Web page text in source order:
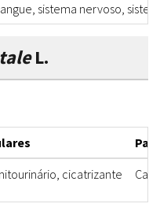
sistema nervoso,
L.
cicatrizante